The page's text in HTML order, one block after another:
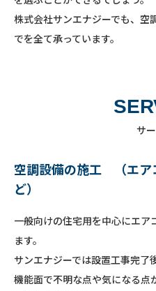
株式会社サンエナジーでも、空
でを全て承っています。
サ
空調設備の施工 （エア
ど）
一般向けの住宅用を中心にエア
ます。
サンエナジーでは設置工事完了
機能面で不明な点や気になる点